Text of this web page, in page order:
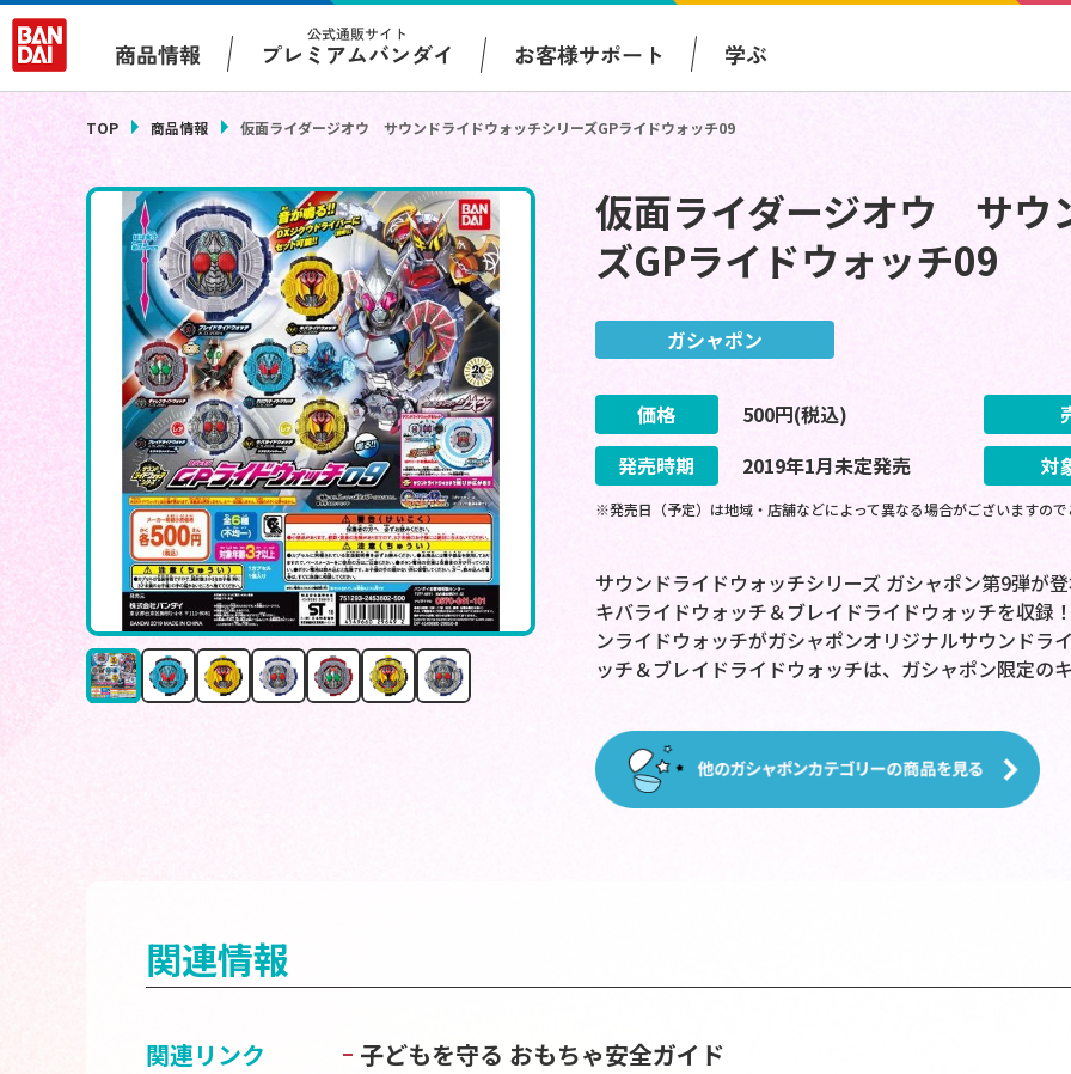
商品情報
公式通販サイト
プレミアムバンダイ お客様サポート 学ぶ
TOP 商品情報 仮面ライダージオウ サウンドライドウォッチシリーズGPライドウォッチ09
仮面ライダージオウ サウ
ズGPライドウォッチ09
ガシャポン
価格 500円(税込)
発売時期
2019年1月未定発売 対
※発売日（予定）は地域・店舗などによって異なる場合がございますの
サウンドライドウォッチシリーズ ガシャポン第9弾が
キバライドウォッチ＆ブレイドライドウォッチを収録
ンライドウォッチがガシャポンオリジナルサウンド
ッチ＆ブレイドライドウォッチは、ガシャポン限定の
関連情報
関連リンク 子どもを守る おもちゃ安全ガイド